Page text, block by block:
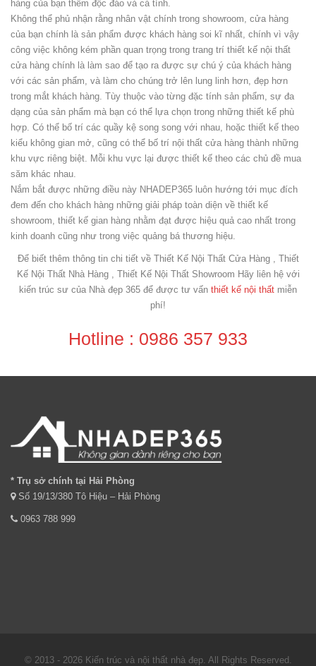
hàng của bạn thêm độc đáo và cá tính.
Không thể phủ nhận rằng nhân vật chính trong showroom, cửa hàng
của bạn chính là sản phẩm được khách hàng soi kĩ nhất, chính vì vậy
công việc không kém phần quan trọng trong trang trí thiết kế nội thất
cửa hàng chính là làm sao để tạo ra được sự chú ý của khách hàng
với các sản phẩm, và làm cho chúng trở lên lung linh hơn, đẹp hơn
trong mắt khách hàng. Tùy thuộc vào từng đặc tính sản phẩm, sự đa
dạng của sản phẩm mà bạn có thể lựa chọn trong những thiết kế phù
hợp. Có thể bố trí các quầy kệ song song với nhau, hoặc thiết kế theo
kiểu không gian mở, cũng có thể bố trí nội thất cửa hàng thành những
khu vực riêng biệt. Mỗi khu vực lại được thiết kế theo các chủ đề mua
săm khác nhau.
Nắm bắt được những điều này NHADEP365 luôn hướng tới mục đích
đem đến cho khách hàng những giải pháp toàn diện về thiết kế
showroom, thiết kế gian hàng nhằm đạt được hiệu quả cao nhất trong
kinh doanh cũng như trong việc quảng bá thương hiệu.
Để biết thêm thông tin chi tiết về Thiết Kế Nội Thất Cửa Hàng , Thiết
Kế Nội Thất Nhà Hàng , Thiết Kế Nội Thất Showroom Hãy liên hệ với
kiến trúc sư của Nhà đẹp 365 để được tư vấn thiết kế nội thất miễn
phí!
Hotline : 0986 357 933
* Trụ sở chính tại Hải Phòng
Số 19/13/380 Tô Hiệu – Hải Phòng
0963 788 999
© 2013 - 2026 Kiến trúc và nội thất nhà đẹp. All Rights Reserved.